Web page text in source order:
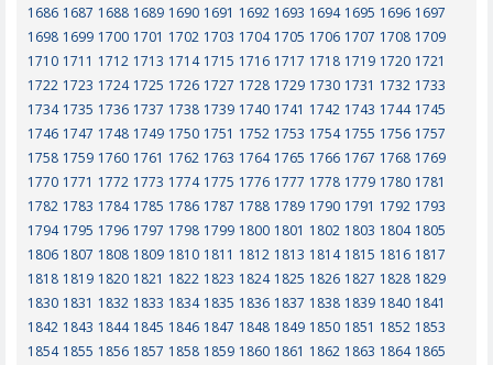
1686 1687 1688 1689 1690 1691 1692 1693 1694 1695 1696 1697
1698 1699 1700 1701 1702 1703 1704 1705 1706 1707 1708 1709
1710 1711 1712 1713 1714 1715 1716 1717 1718 1719 1720 1721
1722 1723 1724 1725 1726 1727 1728 1729 1730 1731 1732 1733
1734 1735 1736 1737 1738 1739 1740 1741 1742 1743 1744 1745
1746 1747 1748 1749 1750 1751 1752 1753 1754 1755 1756 1757
1758 1759 1760 1761 1762 1763 1764 1765 1766 1767 1768 1769
1770 1771 1772 1773 1774 1775 1776 1777 1778 1779 1780 1781
1782 1783 1784 1785 1786 1787 1788 1789 1790 1791 1792 1793
1794 1795 1796 1797 1798 1799 1800 1801 1802 1803 1804 1805
1806 1807 1808 1809 1810 1811 1812 1813 1814 1815 1816 1817
1818 1819 1820 1821 1822 1823 1824 1825 1826 1827 1828 1829
1830 1831 1832 1833 1834 1835 1836 1837 1838 1839 1840 1841
1842 1843 1844 1845 1846 1847 1848 1849 1850 1851 1852 1853
1854 1855 1856 1857 1858 1859 1860 1861 1862 1863 1864 1865